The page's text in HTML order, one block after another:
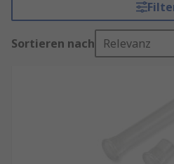
Presspassung montiert,
installieren sind.
Was sind die verschiedenen
Sortieren nach Relevanz